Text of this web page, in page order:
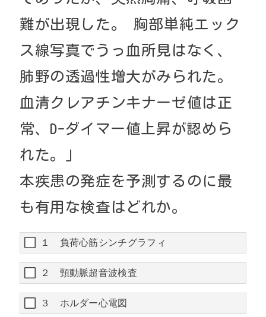
難が出現した。
胸部単純エック
ス線写真でうっ血所見はなく、
肺野の透過性増大がみられた。
血清クレアチンキナーゼ値は正
常、 D-ダイマー値上昇が認めら
れた。」
本疾患の発症を予測するのに最
も有用な検査はどれか。
１ 負荷心筋シンチグラフィ
２ 頸動脈超音波検査
３ ホルダー心電図